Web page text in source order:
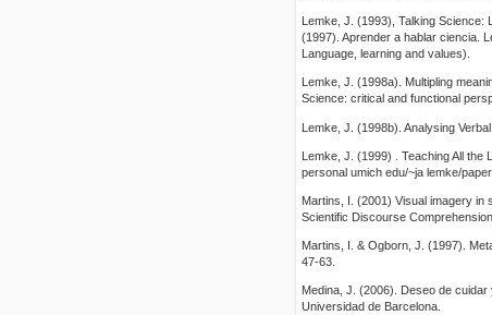
Lemke, J. (1993), Talking Science:
(1997). Aprender a hablar ciencia.
Language, learning and values).
Lemke, J. (1998a). Multipling
Science: critical and functional
Lemke, J. (1998b). Analysing
Lemke, J. (1999) . Teaching All the
personal umich edu/~ja lemke/
Martins, I. (2001) Visual imagery
Scientific Discourse
Martins, I. & Ogborn, J. (1997).
47-63.
Medina, J. (2006). Deseo de
Universidad de Barcelona.